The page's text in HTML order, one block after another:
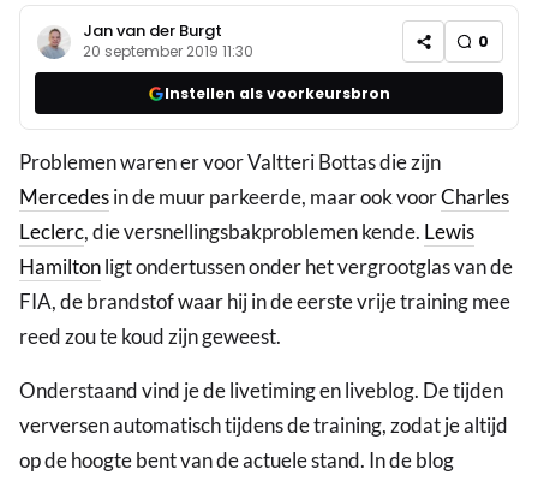
Jan van der Burgt
20 september 2019 11:30 0
Instellen als voorkeursbron
Problemen waren er voor Valtteri Bottas die zijn
Mercedesin de muur parkeerde, maar ook voorCharles
Leclerc, die versnellingsbakproblemen kende. Lewis
Hamiltonligt ondertussen onder het vergrootglas van de
FIA, de brandstof waar hij in de eerste vrije training mee
reed zou te koud zijn geweest.
Onderstaand vind je de livetiming en liveblog. De tijden
verversen automatisch tijdens de training, zodat je altijd
op de hoogte bent van de actuele stand. In de blog